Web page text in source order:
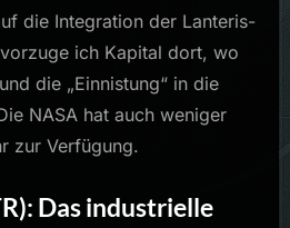
die Integration der Lanteris-
ich Kapital dort, wo
die „Einnistung“ in die
NASA hat auch weniger
zur Verfügung.
Das industrielle